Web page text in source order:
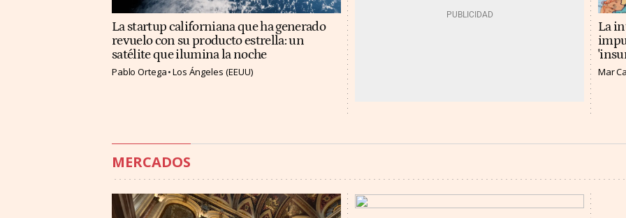
La startup californiana que ha generado
revuelo con su producto estrella: un
satélite que ilumina la noche
Pablo Ortega Los Ángeles (EEUU)
La
Mar
MERCADOS